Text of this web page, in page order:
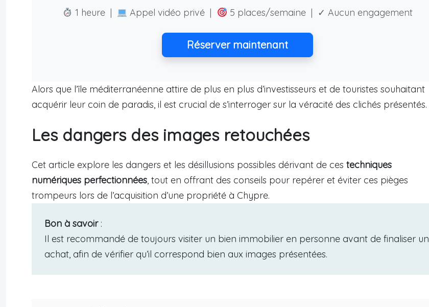
1 heure | Appel vidéo privé | 5 places/semaine | ✓ Aucun engagement
Réserver maintenant
Alors que l’île méditerranéenne attire de plus en plus d’investisseurs et de touristes souhaitant
acquérir leur coin de paradis, il est crucial de s’interroger sur la véracité des clichés présentés.
Les dangers des images retouchées
Cet article explore les dangers et les désillusions possibles dérivant de ces techniques
numériques perfectionnées, tout en offrant des conseils pour repérer et éviter ces pièges
trompeurs lors de l’acquisition d’une propriété à Chypre.
Bon à savoir:
Il est recommandé de toujours visiter un bien immobilier en personne avant de finaliser un
achat, afin de vérifier qu’il correspond bien aux images présentées.